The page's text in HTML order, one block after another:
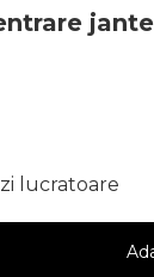
lucratoare